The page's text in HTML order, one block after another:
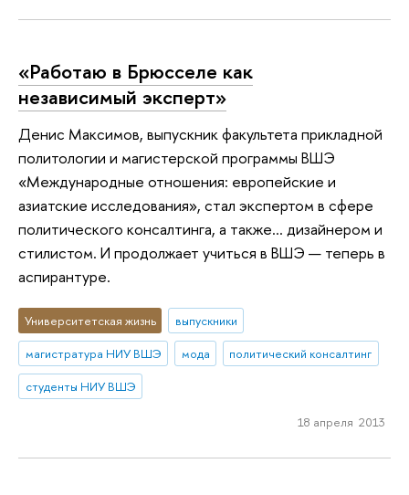
«Работаю в Брюсселе как
независимый эксперт»
Денис Максимов, выпускник факультета прикладной
политологии и магистерской программы ВШЭ
«Международные отношения: европейские и
азиатские исследования», стал экспертом в сфере
политического консалтинга, а также… дизайнером и
стилистом. И продолжает учиться в ВШЭ — теперь в
аспирантуре.
Университетская жизнь
выпускники
магистратура НИУ ВШЭ
мода
политический консалтинг
студенты НИУ ВШЭ
18 апреля 2013